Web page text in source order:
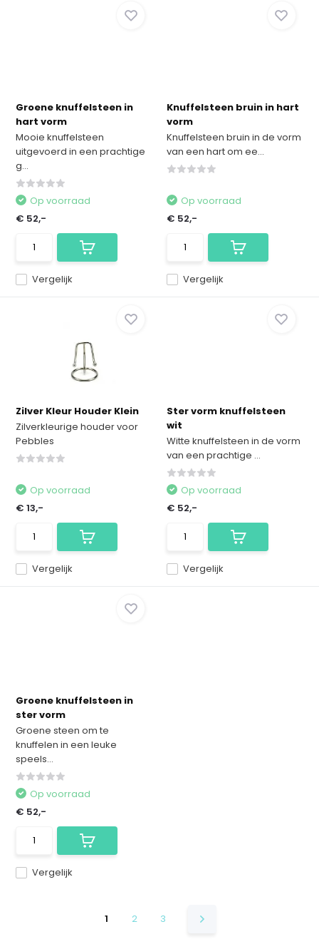
Groene knuffelsteen in
hart vorm
Mooie knuffelsteen
uitgevoerd in een prachtige
g...
Vergelijk
Op voorraad
€ 52,-
Knuffelsteen bruin in hart
vorm
Knuffelsteen bruin in de vorm
van een hart om ee...
Vergelijk
Op voorraad
€ 52,-
Zilver Kleur Houder Klein
Zilverkleurige houder voor
Pebbles
Vergelijk
Op voorraad
€ 13,-
Ster vorm knuffelsteen
wit
Witte knuffelsteen in de vorm
van een prachtige ...
Vergelijk
Op voorraad
€ 52,-
Groene knuffelsteen in
ster vorm
Groene steen om te
knuffelen in een leuke
speels...
Vergelijk
Op voorraad
€ 52,-
1 2 3